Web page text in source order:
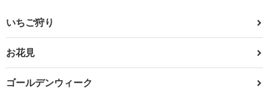
いちご狩り
お花見
ゴールデンウィーク